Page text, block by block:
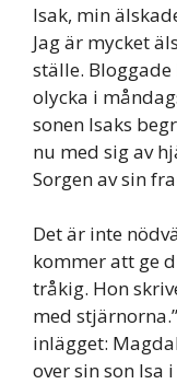
Isak, min
Jag är mycket
ställe.
olycka i
sonen Isaks
nu med sig av
Sorgen av sin
Det är inte
kommer att ge
tråkig. Hon
med
inlägget:
over sin son Isa